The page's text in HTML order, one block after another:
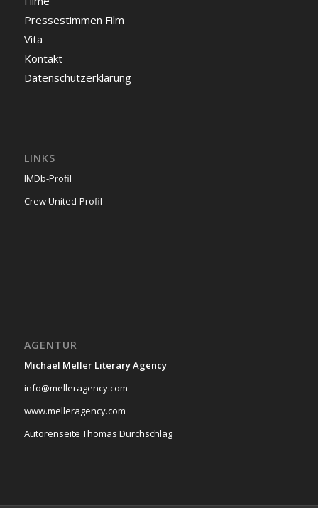
Pressestimmen Film
Vita
Kontakt
Datenschutzerklärung
LINKS
IMDb-Profil
Crew United-Profil
AGENTUR
Michael Meller Literary Agency
info@melleragency.com
www.melleragency.com
Autorenseite Thomas Durchschlag